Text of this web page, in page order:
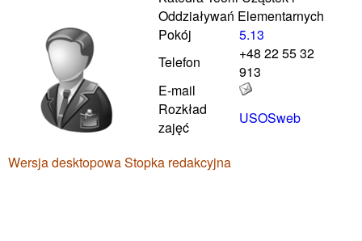
Oddziaływań Elementarnych
Pokój
5.13
Telefon
+48 22 55 32
913
E-mail
Rozkład
zajęć
USOSweb
Wersja desktopowaStopka redakcyjna